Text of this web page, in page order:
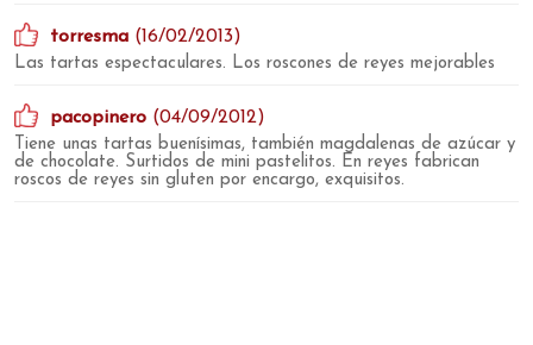
torresma (16/02/2013)
Las tartas espectaculares. Los roscones de reyes mejorables
pacopinero (04/09/2012)
Tiene unas tartas buenísimas, también magdalenas de azúcar y
de chocolate. Surtidos de mini pastelitos. En reyes fabrican
roscos de reyes sin gluten por encargo, exquisitos.